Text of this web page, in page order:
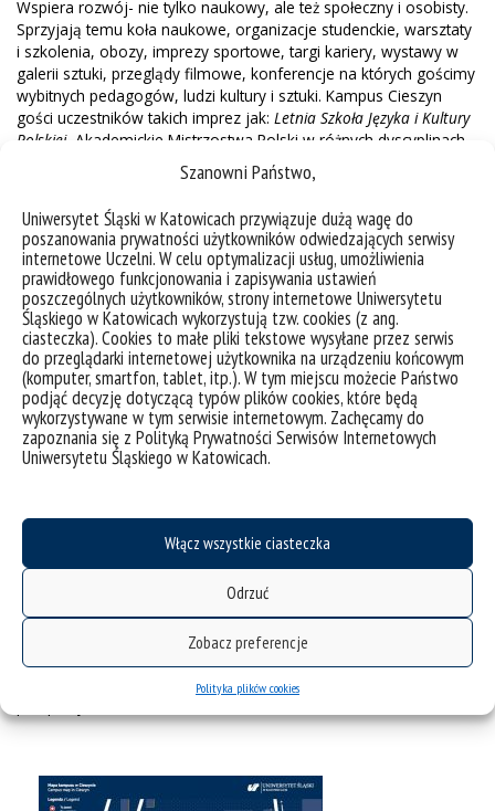
Szanowni Państwo,
Uniwersytet Śląski w Katowicach przywiązuje dużą wagę do
poszanowania prywatności użytkowników odwiedzających serwisy
internetowe Uczelni. W celu optymalizacji usług, umożliwienia
prawidłowego funkcjonowania i zapisywania ustawień
poszczególnych użytkowników, strony internetowe Uniwersytetu
Śląskiego w Katowicach wykorzystują tzw. cookies (z ang.
ciasteczka). Cookies to małe pliki tekstowe wysyłane przez serwis
do przeglądarki internetowej użytkownika na urządzeniu końcowym
(komputer, smartfon, tablet, itp.). W tym miejscu możecie Państwo
podjąć decyzję dotyczącą typów plików cookies, które będą
wykorzystywane w tym serwisie internetowym. Zachęcamy do
zapoznania się z Polityką Prywatności Serwisów Internetowych
Uniwersytetu Śląskiego w Katowicach.
Włącz wszystkie ciasteczka
Odrzuć
Zobacz preferencje
Polityka plików cookies
Wspiera rozwój- nie tylko naukowy, ale też społeczny i osobisty.
Sprzyjają temu koła naukowe, organizacje studenckie, warsztaty
i szkolenia, obozy, imprezy sportowe, targi kariery, wystawy w
galerii sztuki, przeglądy filmowe, konferencje na których gościmy
wybitnych pedagogów, ludzi kultury i sztuki. Kampus Cieszyn
gości uczestników takich imprez jak: Letnia Szkoła Języka i Kultury
Polskiej, Akademickie Mistrzostwa Polski w różnych dyscyplinach,
festiwale kultury studenckiej (np. Międzynarodowy Studencki
Festiwal Folklorystyczny, LAG) czy Kino na Granicy
Kampus Cieszyn jest przestrzenią, która została tak
zaaranżowana, żeby ściągać tutaj ludzi, którzy chcą ze sobą być,
a nie tylko się uczyć. To miejsce dla ludzi kreatywnych,
inicjatywnych i chcących od uczelni czegoś więcej, niż
wykształcenia. Uniwersytet to jednak przede wszystkim
społeczność akademicka: studenci, wykładowcy i pracownicy
administracyjni, którzy wspólnie dążą do tego, żeby uczelnia była
tętniącym życiem miejscem, w którym splata się nauka, kultura i
sztuka, a które kształtuje klimat miasta i buduje jego tożsamość.
To miejsce o szczególnym znaczeniu w życiu społeczności
Cieszyna – formuje tutejszą kulturę, kreuje artystyczny wizerunek
obecność po obu stronach Olzy i przeniknęły miasto. W
Cieszynie- mieście pogranicza i styku kulturowego – jest
przestrzeń dla wszystkich. Wiele naszych absolwentów zostaje
tutaj, aby kontynuować działalność, którą rozpoczęli jeszcze w
czasie studiów, wpisując się tym samym w historię tego miejsca.
Ono- jak każdy twór cywilizacyjny- potrzebuje energii, edukacji,
zmian i kultury. Kampus Cieszyn jest odpowiedzią na te potrzeby,
jest rękami, które kształtują jego obraz i oczami, które widzą